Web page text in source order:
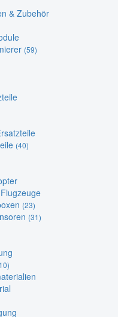
& Zubehör
(59)
(40)
(23)
(31)